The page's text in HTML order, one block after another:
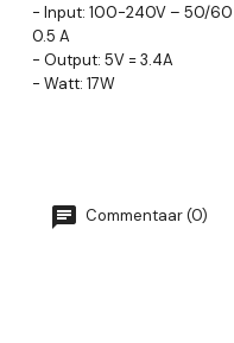
- Input: 100-240V – 50/60
0.5 A
- Output: 5V = 3.4A
- Watt: 17W
Commentaar (0)